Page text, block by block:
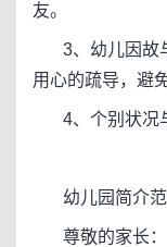
友。
3、幼儿因故
用心的疏导，避
4、个别状况与
幼儿园简介范
尊敬的家长：